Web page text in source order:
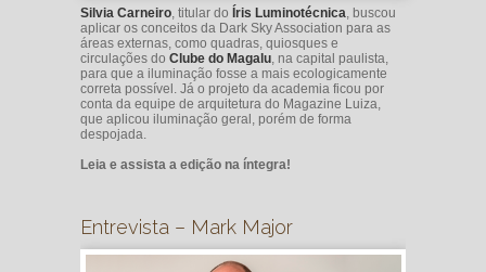
Silvia Carneiro, titular do Íris Luminotécnica, buscou
aplicar os conceitos da Dark Sky Association para as
áreas externas, como quadras, quiosques e
circulações do Clube do Magalu, na capital paulista,
para que a iluminação fosse a mais ecologicamente
correta possível. Já o projeto da academia ficou por
conta da equipe de arquitetura do Magazine Luiza,
que aplicou iluminação geral, porém de forma
despojada.
Leia e assista a edição na íntegra!
Entrevista – Mark Major